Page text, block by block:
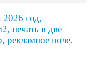
2026 год,
печать в две
рекламное поле.